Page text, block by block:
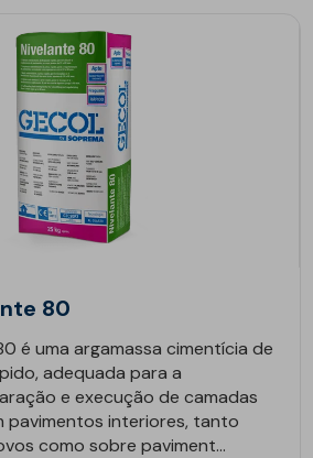
80
é uma argamassa cimentícia de
adequada para a
e execução de camadas
pavimentos interiores, tanto
como sobre paviment...